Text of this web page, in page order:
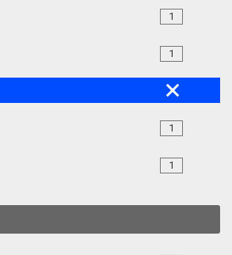
1
1
1
1